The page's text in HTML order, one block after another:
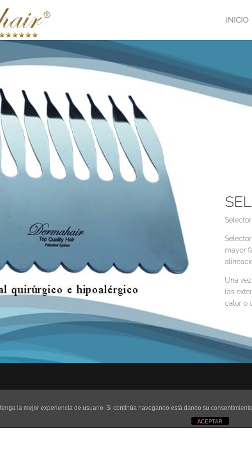
INICIO
mayor
Una
las
calor o
la mejor experiencia de usuario. Si continúa navegando está dando su
ACEPTAR